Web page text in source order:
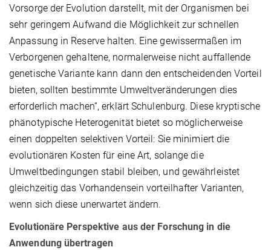
Vorsorge der Evolution darstellt, mit der Organismen bei
sehr geringem Aufwand die Möglichkeit zur schnellen
Anpassung in Reserve halten. Eine gewissermaßen im
Verborgenen gehaltene, normalerweise nicht auffallende
genetische Variante kann dann den entscheidenden Vorteil
bieten, sollten bestimmte Umweltveränderungen dies
erforderlich machen“, erklärt Schulenburg. Diese kryptische
phänotypische Heterogenität bietet so möglicherweise
einen doppelten selektiven Vorteil: Sie minimiert die
evolutionären Kosten für eine Art, solange die
Umweltbedingungen stabil bleiben, und gewährleistet
gleichzeitig das Vorhandensein vorteilhafter Varianten,
wenn sich diese unerwartet ändern.
Evolutionäre Perspektive aus der Forschung in die
Anwendung übertragen